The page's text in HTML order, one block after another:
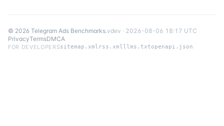
© 2026 Telegram Ads Benchmarks.vdev · 2026-08-06 18:17 UTC
PrivacyTermsDMCA
FOR DEVELOPERSsitemap.xml rss.xmlllms.txtopenapi.json